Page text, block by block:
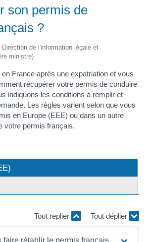
son permis de
?
de l'information légale et
ministre)
France après une expatriation et vous
récupérer votre permis de conduire
indiquons les conditions à remplir et
Les règles varient selon que vous
en Europe (EEE) ou dans un autre
votre permis français.
Tout replier Tout déplier
faire rétablir le permis français